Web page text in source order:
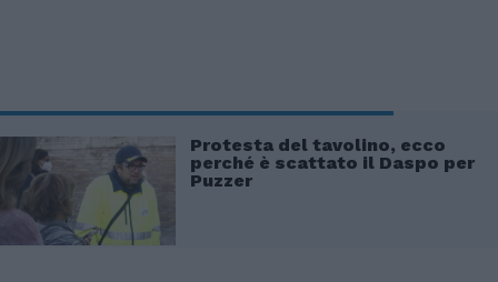
Protesta del tavolino, ecco
perché è scattato il Daspo per
Puzzer